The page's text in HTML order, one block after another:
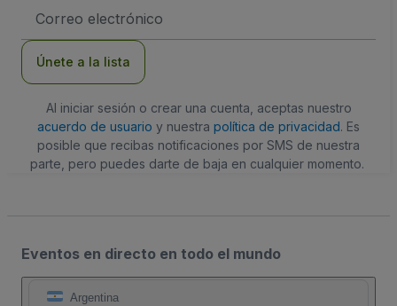
de
Únete a la lista
Al iniciar sesión o crear una cuenta, aceptas nuestro
acuerdo de usuario y nuestra política de privacidad. Es
posible que recibas notificaciones por SMS de nuestra
parte, pero puedes darte de baja en cualquier momento.
Eventos en directo en todo el mundo
Argentina